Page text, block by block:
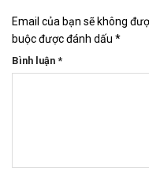
Email của bạn sẽ không
buộc được đánh dấu *
Bình luận *